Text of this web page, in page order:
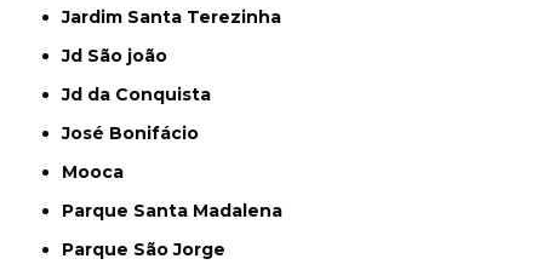
Jardim Santa Terezinha
Jd São joão
Jd da Conquista
José Bonifácio
Mooca
Parque Santa Madalena
Parque São Jorge